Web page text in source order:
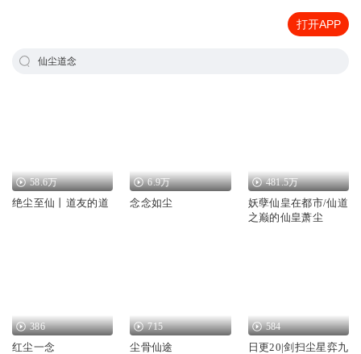
打开APP
仙尘道念
58.6万
绝尘至仙丨道友的道
6.9万
念念如尘
481.5万
妖孽仙皇在都市/仙道
之巅的仙皇萧尘
386
红尘一念
715
尘骨仙途
584
日更20|剑扫尘星弈九